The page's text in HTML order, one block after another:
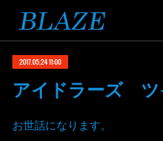
2017.05.24 11:00
アイドラーズ ツ
お世話になります。